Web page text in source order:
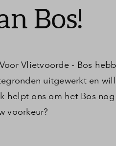
Bos!
Vlietvoorde - Bos
uitgewerkt en
helpt ons om het Bos
voorkeur?